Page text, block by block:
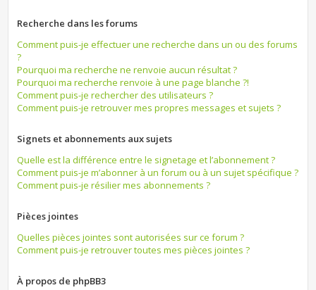
Recherche dans les forums
Comment puis-je effectuer une recherche dans un ou des forums
?
Pourquoi ma recherche ne renvoie aucun résultat ?
Pourquoi ma recherche renvoie à une page blanche ?!
Comment puis-je rechercher des utilisateurs ?
Comment puis-je retrouver mes propres messages et sujets ?
Signets et abonnements aux sujets
Quelle est la différence entre le signetage et l’abonnement ?
Comment puis-je m’abonner à un forum ou à un sujet spécifique ?
Comment puis-je résilier mes abonnements ?
Pièces jointes
Quelles pièces jointes sont autorisées sur ce forum ?
Comment puis-je retrouver toutes mes pièces jointes ?
À propos de phpBB3